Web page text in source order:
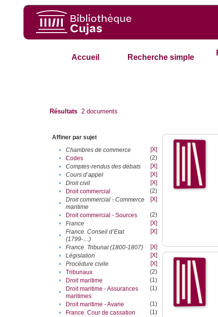
Accueil Recherche simple
Résultats 2 documents
Affiner par sujet
•
Chambres de commerce
[X]
•
Codes
(2)
•
Comptes-rendus des débats
[X]
•
Cours d’appel
[X]
•
Droit civil
[X]
•
Droit commercial
(2)
•
Droit commercial - Commerce
maritime
[X]
• Droit commercial - Sources
(2)
•
France
[X]
•
France. Conseil d’Etat
(1799-....)
[X]
• France. Tribunat (1800-1807)
[X]
•
Législation
[X]
•
Procédure civile
[X]
•
Tribunaux
(2)
•
Droit maritime
(1)
•
Droit maritime - Assurances
maritimes
(1)
• Droit maritime - Avarie
(1)
•
France. Cour de cassation
(1)